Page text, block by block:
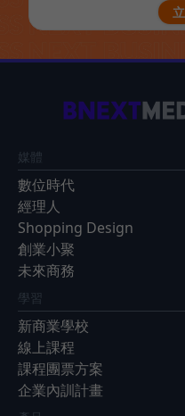
媒體
數位時代
經理人
Shopping Design
創業小聚
未來商務
學習
新商業學校
線上課程
課程團票方案
企業內訓計畫